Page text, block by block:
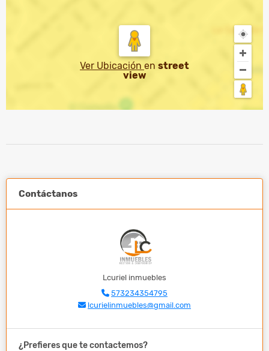
Ver Ubicación en street
view
Contáctanos
Lcuriel inmuebles
573234354795
lcurielinmuebles@gmail.com
¿Prefieres que te contactemos?